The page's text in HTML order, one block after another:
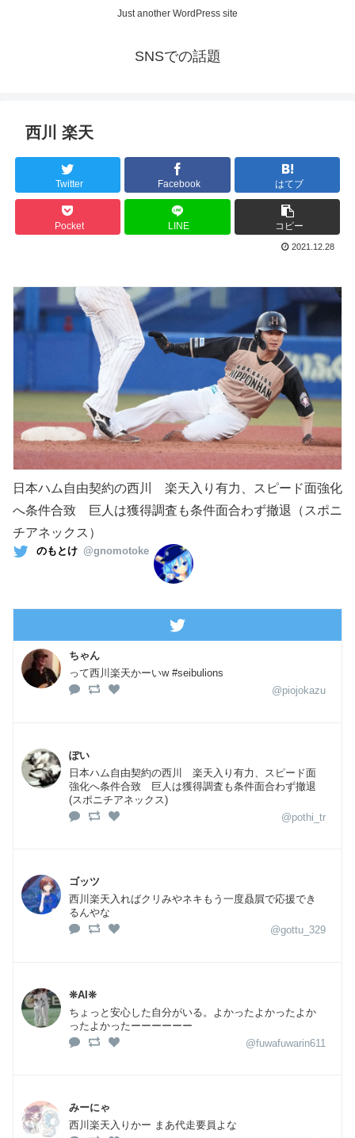
Just another WordPress site
SNSでの話題
西川 楽天
Twitter Facebook はてブ
Pocket LINE コピー
2021.12.28
日本ハム自由契約の西川 楽天入り有力、スピード面強化
へ条件合致 巨人は獲得調査も条件面合わず撤退（スポニ
チアネックス）
のもとけ @gnomotoke
ちゃん
って西川楽天かーいw #seibulions
@piojokazu
ぽい
日本ハム自由契約の西川 楽天入り有力、スピード面
強化へ条件合致 巨人は獲得調査も条件面合わず撤退
(スポニチアネックス)
@pothi_tr
ゴッツ
西川楽天入ればクリみやネキもう一度贔屓で応援でき
るんやな
@gottu_329
❊AI❊
ちょっと安心した自分がいる。よかったよかったよか
ったよかったーーーーーー
@fuwafuwarin611
みーにゃ
西川楽天入りかー まあ代走要員よな